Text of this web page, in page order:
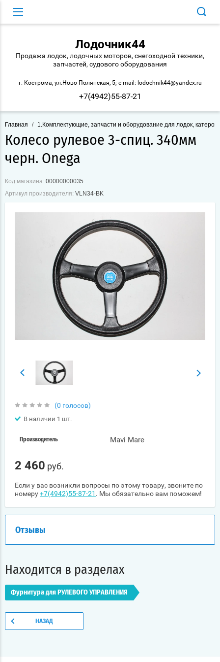
Лодочник44
Продажа лодок, лодочных моторов, снегоходной техники,
запчастей, судового оборудования
г. Кострома, ул.Ново-Полянская, 5; e-mail: lodochnik44@yandex.ru
+7(4942)55-87-21
Главная / 1.Комплектующие, запчасти и оборудование для лодок, катеров
Колесо рулевое 3-спиц. 340мм
черн. Onega
Код магазина: 00000000035
Артикул производителя: VLN34-BK
(0 голосов)
В наличии 1 шт.
Производитель Mavi Mare
2 460 руб.
Если у вас возникли вопросы по этому товару, звоните по
номеру+7(4942)55-87-21 . Мы обязательно вам поможем!
Отзывы
Находится в разделах
Фурнитура для РУЛЕВОГО УПРАВЛЕНИЯ
НАЗАД